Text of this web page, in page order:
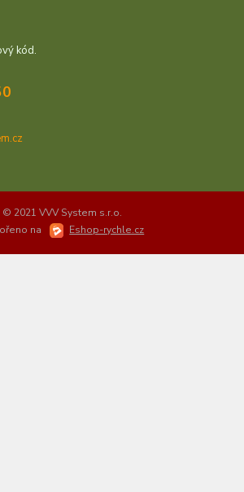
kód.
© 2021 VVV System s.r.o.
na
Eshop-rychle.cz